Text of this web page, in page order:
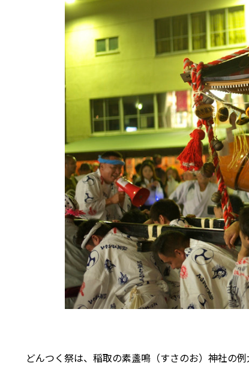
どんつく祭は、稲取の素盞鳴（すさのお）神社の